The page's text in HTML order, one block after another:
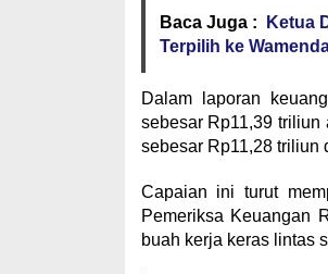
Baca Juga :
Ketua
Terpilih ke
Dalam laporan
sebesar Rp11,39 triliun
sebesar Rp11,28 triliun
Capaian ini turut
Pemeriksa Keuangan
buah kerja keras lintas